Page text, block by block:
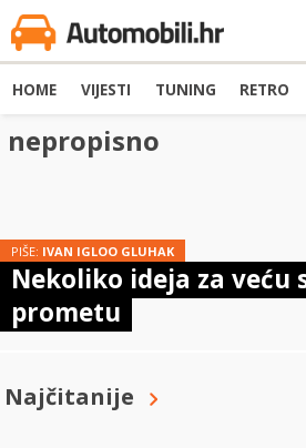
HOME VIJESTI TUNING RETRO
nepropisno
PIŠE: IVAN IGLOO GLUHAK
Nekoliko ideja za veću
prometu
Najčitanije